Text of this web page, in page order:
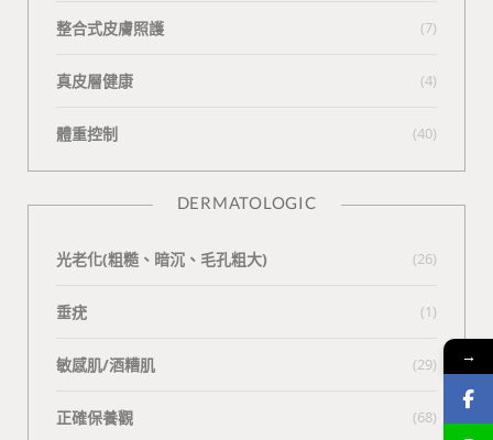
整合式皮膚照護 (7)
真皮層健康 (4)
體重控制 (40)
DERMATOLOGIC
光老化(粗糙、暗沉、毛孔粗大) (26)
垂疣 (1)
敏感肌/酒糟肌 (29)
正確保養觀 (68)
→